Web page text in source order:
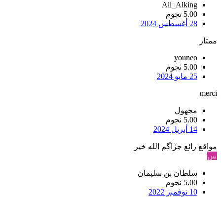
Ali_Alking
5.00 نجوم
28 أغسطس 2024
ممتاز
youneo
5.00 نجوم
25 مايو 2024
merci
مجهول
5.00 نجوم
14 أبريل 2024
مواقع رائع جزاگم الله خير
س
سلطان بن سليمان
5.00 نجوم
10 نوفمبر 2022